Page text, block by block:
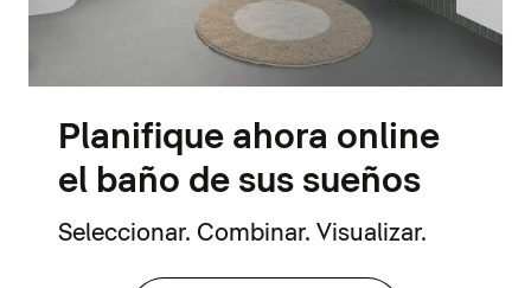
Planifique ahora online
el baño de sus sueños
Seleccionar. Combinar. Visualizar.